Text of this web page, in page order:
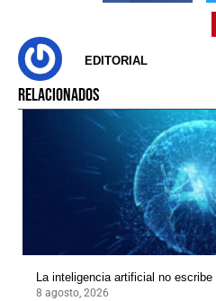
EDITORIAL
RELACIONADOS
La inteligencia artificial no escribe
8 agosto, 2026